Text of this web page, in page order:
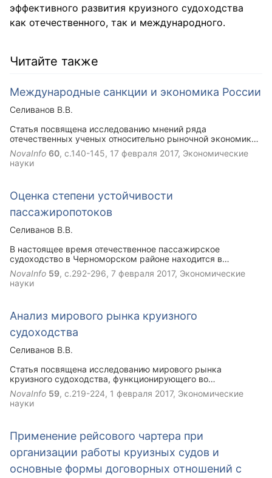
эффективного развития круизного судоходства
как отечественного, так и международного.
Читайте также
Международные санкции и экономика России
Селиванов В.В.
Статья посвящена исследованию мнений ряда
отечественных ученых относительно рыночной экономики
в стандартном ее понимании. В этой связи правомерно
сформировать новый взгляд на международные
экономические санкции, направленные против экономики
введения экономических санкций у России появилась
национальной экономики не за счет добывающей
промышленности, а за счет развития имеющегося
промышленного потенциала.
NovaInfo 60, с.140-145, 17 февраля 2017, Экономические
науки
Оценка степени устойчивости
пассажиропотоков
Селиванов В.В.
В настоящее время отечественное пассажирское
судоходство в Черноморском районе находится в
неустойчивом состоянии из-за продления зарубежных
санкций. Если в докризисном 2013 году было заявлено на
2014 год более 220 заходов круизных судов только в
связи необходимо, используя возможности Черноморского
пристальное внимание развитию отечественного
пассажирского судоходства между портами региона.
Учитывая сезонность пассажиропотоков, важно правильно
оценивать степень их устойчивости при организации
работы пассажирского флота.
NovaInfo 59, с.292-296, 7 февраля 2017, Экономические
науки
Анализ мирового рынка круизного
судоходства
Селиванов В.В.
Статья посвящена исследованию мирового рынка
круизного судоходства, функционирующего во
взаимодействии с другими рынками. Кроме того,
рассмотрена классификационная схема мирового рынка
круизного судоходства с делением по товарному
NovaInfo 59, с.219-224, 1 февраля 2017, Экономические
науки
Применение рейсового чартера при
организации работы круизных судов и
основные формы договорных отношений с